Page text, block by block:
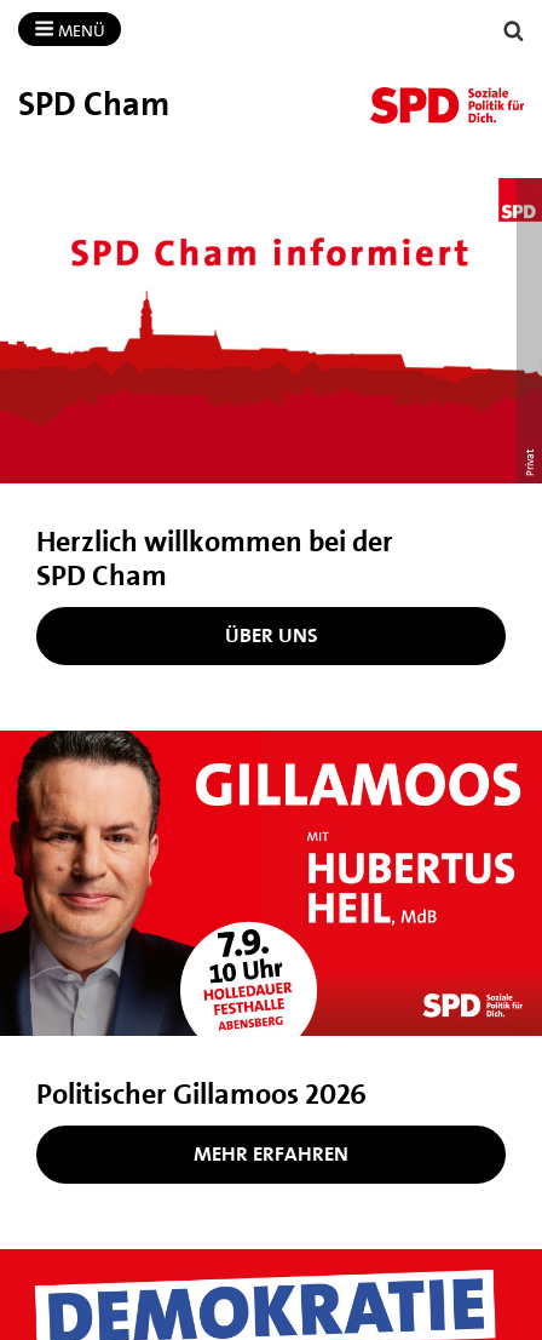
MENÜ
SPD Cham
Privat
Herzlich willkommen bei der
SPD Cham
ÜBER UNS
Politischer Gillamoos 2026
MEHR ERFAHREN